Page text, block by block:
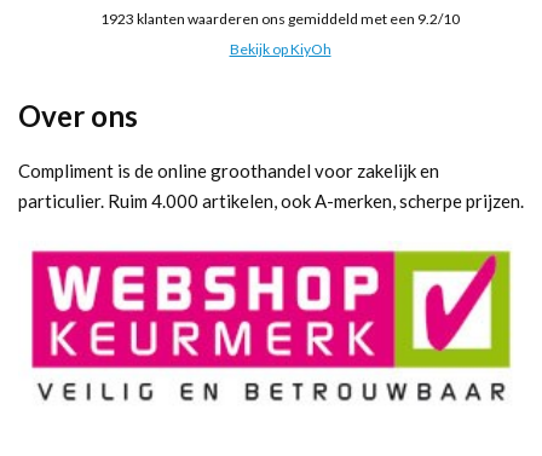
1923 klanten waarderen ons gemiddeld met een 9.2/10
Bekijk op KiyOh
Over ons
Compliment is de online groothandel voor zakelijk en
particulier. Ruim 4.000 artikelen, ook A-merken, scherpe prijzen.